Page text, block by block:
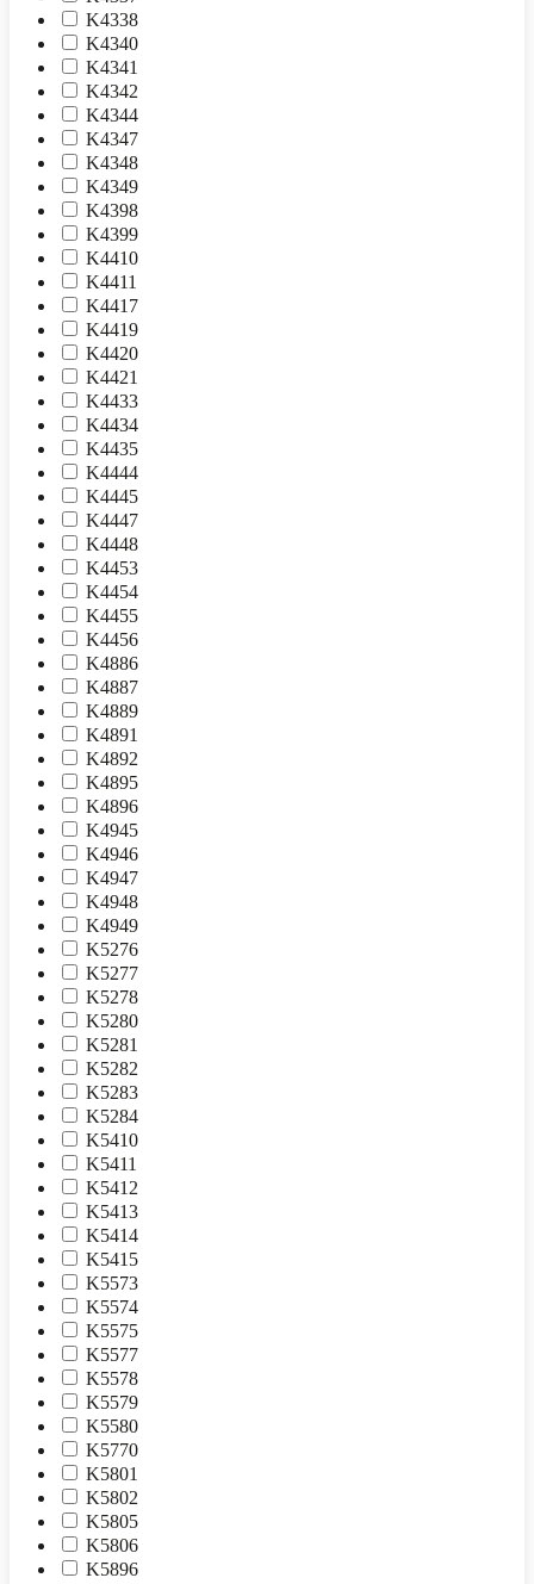
K4338
K4340
K4341
K4342
K4344
K4347
K4348
K4349
K4398
K4399
K4410
K4411
K4417
K4419
K4420
K4421
K4433
K4434
K4435
K4444
K4445
K4447
K4448
K4453
K4454
K4455
K4456
K4886
K4887
K4889
K4891
K4892
K4895
K4896
K4945
K4946
K4947
K4948
K4949
K5276
K5277
K5278
K5280
K5281
K5282
K5283
K5284
K5410
K5411
K5412
K5413
K5414
K5415
K5573
K5574
K5575
K5577
K5578
K5579
K5580
K5770
K5801
K5802
K5805
K5806
K5896